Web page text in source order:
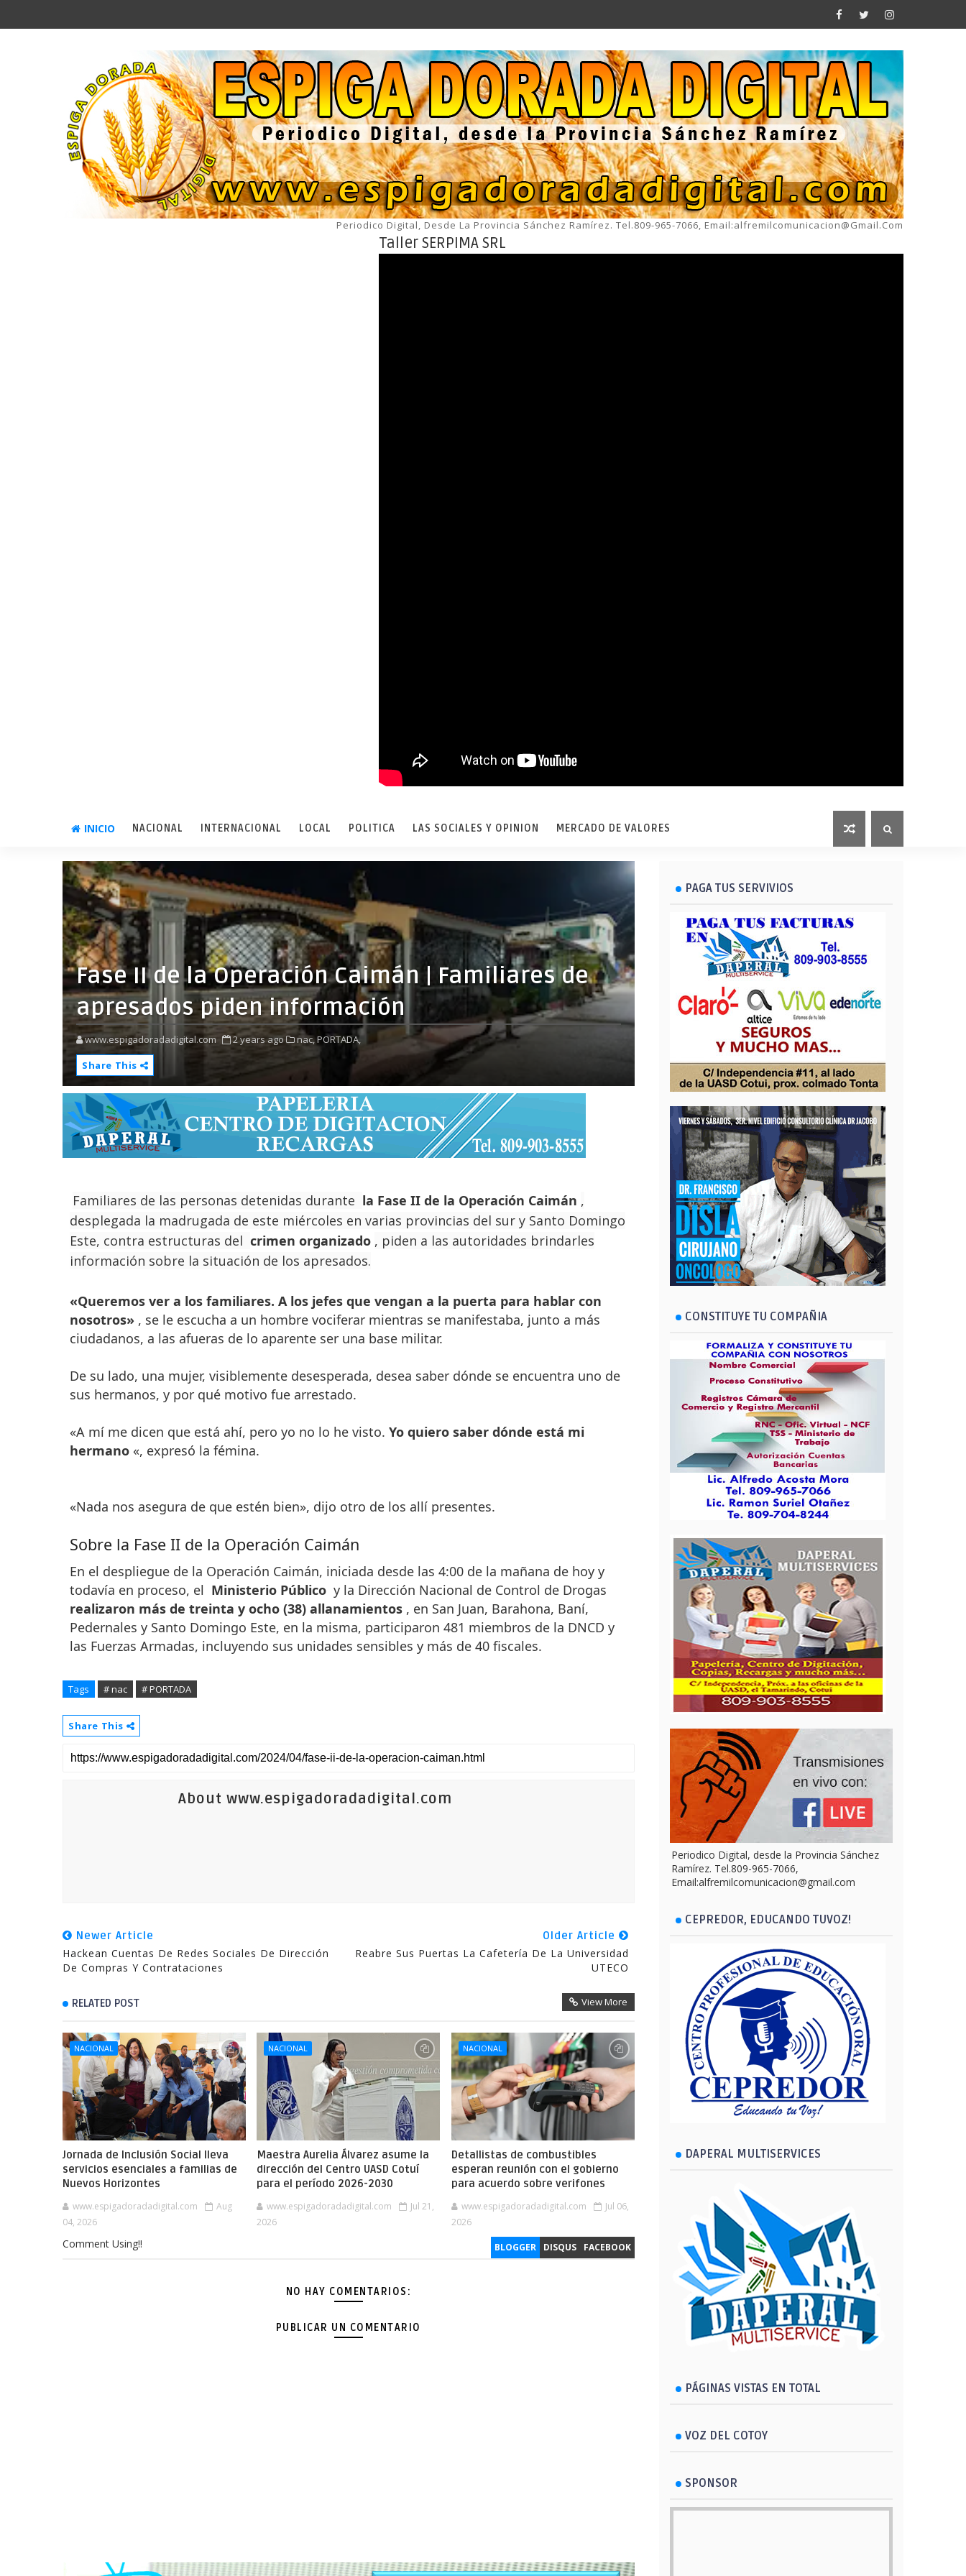
Periodico Digital, Desde La Provincia Sánchez Ramírez. Tel.809-965-7066, Email:alfremilcomunicacion@gmail.com
Taller SERPIMA SRL
INICIO NACIONAL INTERNACIONAL LOCAL POLITICA LAS SOCIALES Y OPINION MERCADO DE VALORES
Fase II de la Operación Caimán | Familiares de
apresados piden información
www.espigadoradadigital.com 2 years ago nac,PORTADA,
Share This
Familiares de las personas detenidas durante la Fase II de la Operación Caimán ,
desplegada la madrugada de este miércoles en varias provincias del sur y Santo Domingo
Este, contra estructuras del crimen organizado , piden a las autoridades brindarles
información sobre la situación de los apresados.
«Queremos ver a los familiares. A los jefes que vengan a la puerta para hablar con
nosotros» , se le escucha a un hombre vociferar mientras se manifestaba, junto a más
ciudadanos, a las afueras de lo aparente ser una base militar.
De su lado, una mujer, visiblemente desesperada, desea saber dónde se encuentra uno de
sus hermanos, y por qué motivo fue arrestado.
«A mí me dicen que está ahí, pero yo no lo he visto. Yo quiero saber dónde está mi
hermano «, expresó la fémina.
«Nada nos asegura de que estén bien», dijo otro de los allí presentes.
Sobre la Fase II de la Operación Caimán
En el despliegue de la Operación Caimán, iniciada desde las 4:00 de la mañana de hoy y
todavía en proceso, el Ministerio Público y la Dirección Nacional de Control de Drogas
realizaron más de treinta y ocho (38) allanamientos , en San Juan, Barahona, Baní,
Pedernales y Santo Domingo Este, en la misma, participaron 481 miembros de la DNCD y
las Fuerzas Armadas, incluyendo sus unidades sensibles y más de 40 fiscales.
Tags # nac # PORTADA
Share This
About www.espigadoradadigital.com
Newer Article
Hackean Cuentas De Redes Sociales De Dirección
De Compras Y Contrataciones
Older Article
Reabre Sus Puertas La Cafetería De La Universidad
UTECO
RELATED POST View More
NACIONAL
Jornada de Inclusión Social lleva
servicios esenciales a familias de
Nuevos Horizontes
www.espigadoradadigital.com
Aug
04, 2026
NACIONAL
Maestra Aurelia Álvarez asume la
dirección del Centro UASD Cotuí
para el período 2026-2030
www.espigadoradadigital.com
Jul 21,
2026
NACIONAL
Detallistas de combustibles
esperan reunión con el gobierno
para acuerdo sobre verifones
www.espigadoradadigital.com
Jul 06,
2026
BLOGGER DISQUS FACEBOOK
Comment Using!!
NO HAY COMENTARIOS:
PUBLICAR UN COMENTARIO
PAGA TUS SERVIVIOS
CONSTITUYE TU COMPAÑIA
Periodico Digital, desde la Provincia Sánchez
Ramírez. Tel.809-965-7066,
Email:alfremilcomunicacion@gmail.com
CEPREDOR, EDUCANDO TUVOZ!
DAPERAL MULTISERVICES
PÁGINAS VISTAS EN TOTAL
VOZ DEL COTOY
SPONSOR